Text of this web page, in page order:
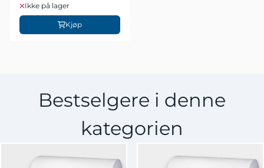
Ikke på lager
Kjøp
Bestselgere i denne
kategorien